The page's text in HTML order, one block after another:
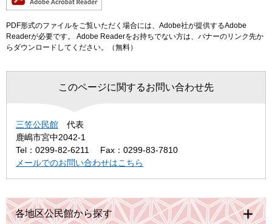
PDF形式のファイルをご覧いただく場合には、Adobe社が提供するAdobe
Readerが必要です。
Adobe Readerをお持ちでない方は、バナーのリンク先か
らダウンロードしてください。（無料）
このページに関するお問い合わせ先
三笠公民館
代表
鹿嶋市宮中2042-1
Tel：0299-82-6211
Fax：0299-83-7810
メールでのお問い合わせはこちら
各地区公民館から探す